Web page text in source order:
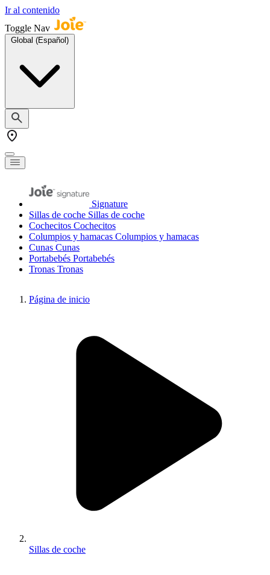
Ir al contenido
Toggle Nav
Global (Español)
Signature
Sillas de coche Sillas de coche
Cochecitos Cochecitos
Columpios y hamacas Columpios y hamacas
Cunas Cunas
Portabebés Portabebés
Tronas Tronas
Página de inicio
Sillas de coche